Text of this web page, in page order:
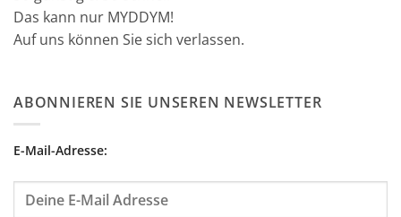
Das kann nur MYDDYM!
Auf uns können Sie sich verlassen.
ABONNIEREN SIE UNSEREN NEWSLETTER
E-Mail-Adresse: